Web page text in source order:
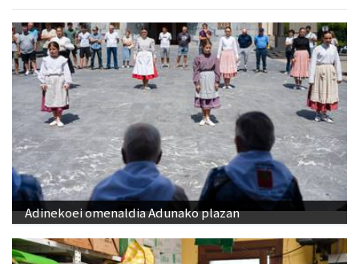
Adinekoei omenaldia Adunako plazan